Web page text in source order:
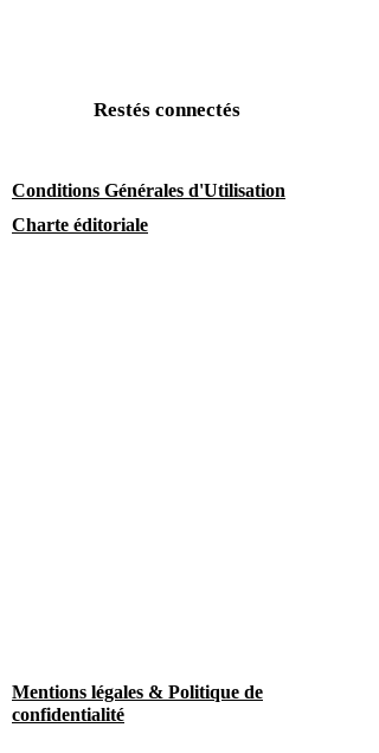
Restés connectés
Conditions Générales d'Utilisation
Charte éditoriale
Mentions légales & Politique de
confidentialité